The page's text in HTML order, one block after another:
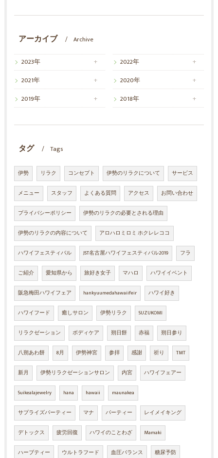
アーカイブ Archive
2023年
2022年
2021年
2020年
2019年
2018年
タグ Tags
伊勢 リラク コンセプト 伊勢のリラクについて サービス
メニュー スタッフ よくある質問 アクセス お問い合わせ
プライバシーポリシー 伊勢のリラクの必要とされる理由
伊勢のリラクの内容について アロハロミロミ ホクレレココ
ハワイフェスティバル JST名古屋ハワイフェスティバル2019 フラ
ご紹介 愛知県から 旅好き女子 マハロ ハワイイベント
阪急梅田ハワイフェア hankyuumedahawaiifeir ハワイ好き
ハワイフード 癒しサロン 伊勢リラク SUZUKOMI
リラクゼーション ボディケア 朔日餅 赤福 朔日参り
八朔あわ餅 8月 伊勢神宮 参拝 感謝 祈り TMT
新月 伊勢リラクゼーションサロン 内宮 ハワイフェアー
Suikealajewelry hana hawaii maunakea
サプライズパーティー マナ パーティー レイメイキング
デトックス 疲労回復 ハワイのことわざ Mamaki
ハーブティー ウルトラフード 血圧バランス 糖尿予防